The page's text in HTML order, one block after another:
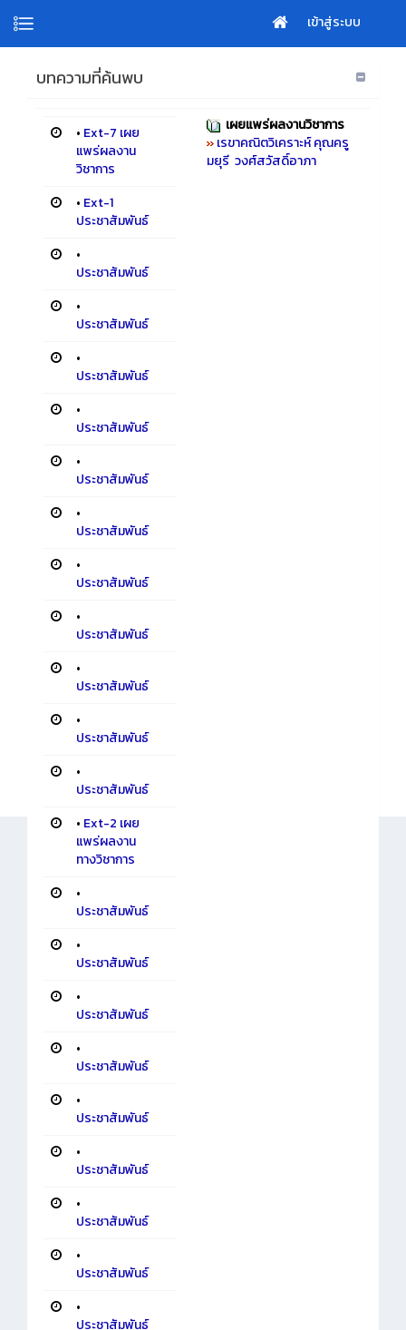
เข้าสู่ระบบ
บทความที่ค้นพบ
• Ext-7 เผย
แพร่ผลงาน
วิชาการ
• Ext-1
ประชาสัมพันธ์
•
ประชาสัมพันธ์
•
ประชาสัมพันธ์
•
ประชาสัมพันธ์
•
ประชาสัมพันธ์
•
ประชาสัมพันธ์
•
ประชาสัมพันธ์
•
ประชาสัมพันธ์
•
ประชาสัมพันธ์
•
ประชาสัมพันธ์
•
ประชาสัมพันธ์
•
ประชาสัมพันธ์
• Ext-2 เผย
แพร่ผลงาน
ทางวิชาการ
•
ประชาสัมพันธ์
•
ประชาสัมพันธ์
•
ประชาสัมพันธ์
•
ประชาสัมพันธ์
•
ประชาสัมพันธ์
•
ประชาสัมพันธ์
•
ประชาสัมพันธ์
•
ประชาสัมพันธ์
•
ประชาสัมพันธ์
เผยแพร่ผลงานวิชาการ
เรขาคณิตวิเคราะห์ คุณครู
มยุรี วงศ์สวัสดิ์อาภา